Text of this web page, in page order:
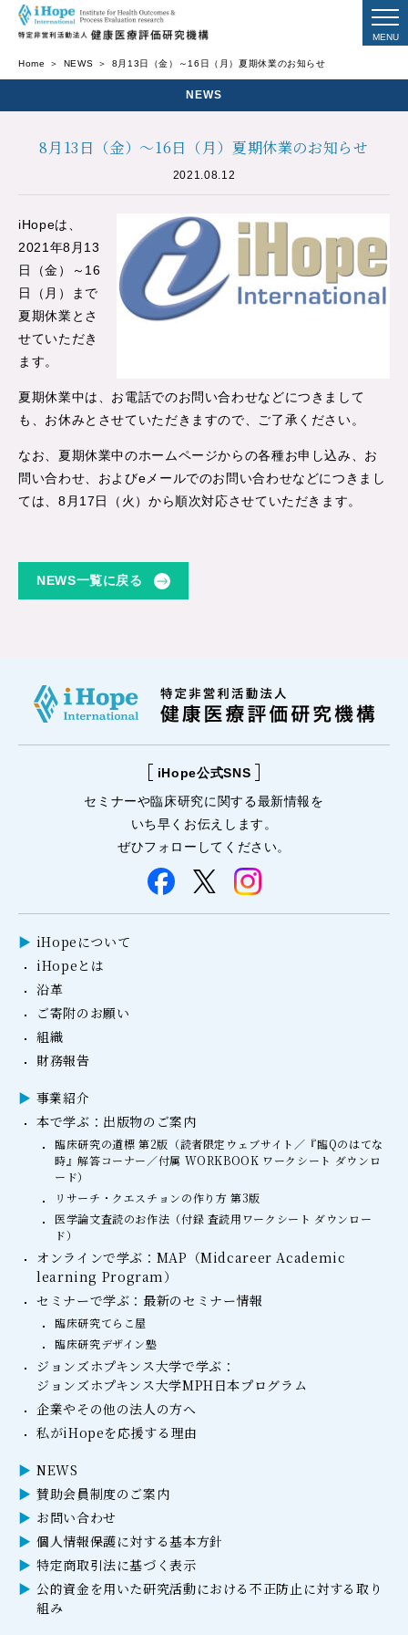
Home NEWS 8月13日（金）～16日（月）夏期休業のお知らせ
NEWS
8月13日（金）～16日（月）夏期休業のお知らせ
2021.08.12
iHopeは、
2021年8月13
日（金）～16
日（月）まで
夏期休業とさ
せていただき
ます。
夏期休業中は、お電話でのお問い合わせなどにつきまして
も、お休みとさせていただきますので、ご了承ください。
なお、夏期休業中のホームページからの各種お申し込み、お
問い合わせ、およびeメールでのお問い合わせなどにつきまし
ては、8月17日（火）から順次対応させていただきます。
NEWS一覧に戻る
iHope公式SNS
セミナーや臨床研究に関する最新情報を
いち早くお伝えします。
ぜひフォローしてください。
iHopeについて
iHopeとは
沿革
ご寄附のお願い
組織
財務報告
事業紹介
本で学ぶ：出版物のご案内
臨床研究の道標 第2版（読者限定ウェブサイト／『臨Qのはてな
時』解答コーナー／付属 WORKBOOK ワークシート ダウンロ
ード）
リサーチ・クエスチョンの作り方 第3版
医学論文査読のお作法（付録 査読用ワークシート ダウンロー
ド）
オンラインで学ぶ：MAP（Midcareer Academic
learning Program）
セミナーで学ぶ：最新のセミナー情報
臨床研究てらこ屋
臨床研究デザイン塾
ジョンズホプキンス大学で学ぶ：
ジョンズホプキンス大学MPH日本プログラム
企業やその他の法人の方へ
私がiHopeを応援する理由
NEWS
賛助会員制度のご案内
お問い合わせ
個人情報保護に対する基本方針
特定商取引法に基づく表示
公的資金を用いた研究活動における不正防止に対する取り
組み